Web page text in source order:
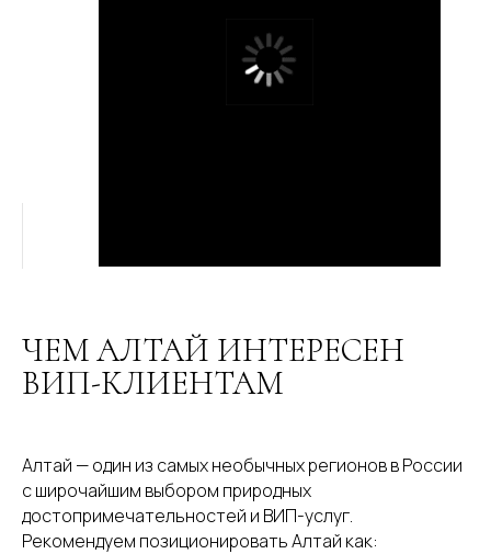
ЧЕМ АЛТАЙ ИНТЕРЕСЕН
ВИП-КЛИЕНТАМ
Алтай — один из самых необычных регионов в России
с широчайшим выбором природных
достопримечательностей и ВИП-услуг.
Рекомендуем позиционировать Алтай как: